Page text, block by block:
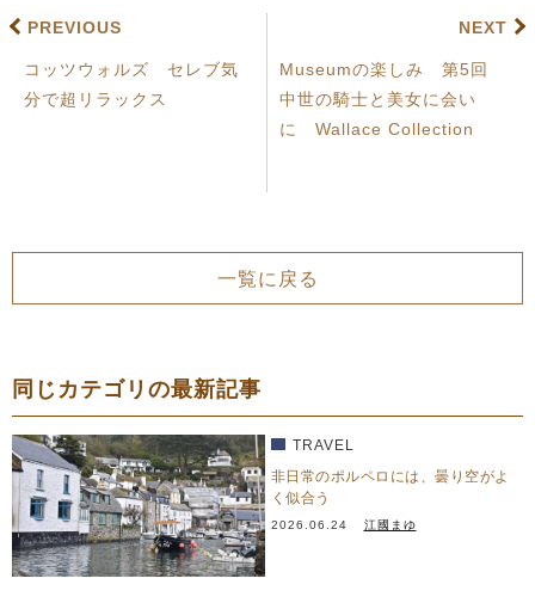
PREVIOUS
コッツウォルズ セレブ気
分で超リラックス
NEXT
Museumの楽しみ 第5回
中世の騎士と美女に会い
に Wallace Collection
一覧に戻る
同じカテゴリの最新記事
TRAVEL
非日常のポルペロには、曇り空がよ
く似合う
2026.06.24 江國まゆ